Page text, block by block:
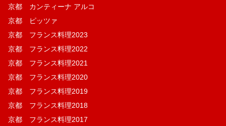
京都 カンティーナ アルコ
京都 ピッツァ
京都 フランス料理2023
京都 フランス料理2022
京都 フランス料理2021
京都 フランス料理2020
京都 フランス料理2019
京都 フランス料理2018
京都 フランス料理2017